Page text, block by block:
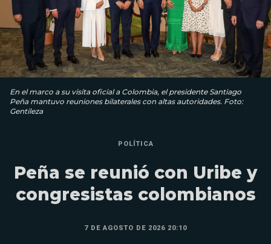
En el marco a su visita oficial a Colombia, el presidente Santiago
Peña mantuvo reuniones bilaterales con altas autoridades. Foto:
Gentileza
POLÍTICA
Peña se reunió con Uribe y
congresistas colombianos
7 DE AGOSTO DE 2026 20:10